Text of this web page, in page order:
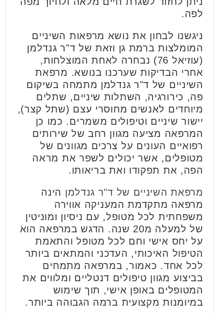
לפה.
ניגשנו לבחון את נושא מרפאות השיניים
המומלצות ברמת גן וזאת של ד"ר גנדלמן
(עוזיאל 76) נבחרה לאחת המוצלחות,
אחרי הבדיקות שערכנו בנושא. מרפאת
השיניים של ד"ר גנדלמן מתמחה בשיקום
פה, כירורגיה, השתלות שיניים, שתלים
מיוחדים לאנשים מחוסרי עצם (שתל קצר),
יישור שיניים וטיפולים משמרים. כמו כן
המרפאה מציעה מגוון רחב של שירותים
רפואיים העונים על צרכים מגוונים של
מטופלים, אשר יכולים לשפר את מראה
הפה, את תפקודו ואת בריאותו.
מרפאת השיניים של ד"ר גנדלמן הינה
מרפאה מתקדמת המעניקה אווירה
משפחתית לכל מטופל, עם ניסיון ומוניטין
של למעלה מ20 שנה. הדגש במרפאה הוא
על יחס אישי וחם לכל מטופל והתאמת
הטיפול האיכותי, העדכני והמתאים ביותר
לכל אחד. כאמור, במרפאה מתמחים
בביצוע מגוון טיפולים דנטליים ומלווים את
המטופלים באופן אישי, תוך שימוש
במיומנות מקצועית ברמה הגבוהה ביותר.